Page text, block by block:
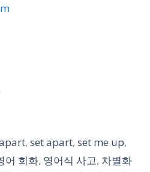
,set apart,set me up,
어 회화, 영어식 사고, 차별화